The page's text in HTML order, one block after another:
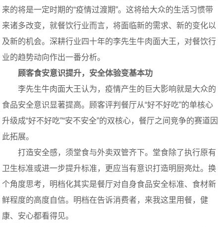
来的将是一定时期的“疫情过渡期”。这将给大众的生活习惯带
来诸多改变，就餐饮行业而言，将面临新的需求、新的变化以
及新的机会。深耕行业四十年的李先生牛肉面大王，对餐饮行
业的趋势动向作出一番分析。
顾客食安意识提升，安全体验变基本功
李先生牛肉面大王认为，疫情产生的巨大影响就是大众的
食品安全意识显著提高。顾客评判餐厅从“好不好吃”的单核心
升级成“好不好吃”“安不安全”的双核心，餐厅之间竞争的赛道因
此拓展。
打造安全感，须堂食与外卖双管齐下。堂食除了执行原有
卫生标准或进一步提升标准，更应当有意识打造明厨亮灶。换
个角度思考，明档化其实是餐厅对自身食品安全标准、食材新
鲜程度的高度自信。明档在告诉消费者，来我这里用餐，健
康、安心都看得见。